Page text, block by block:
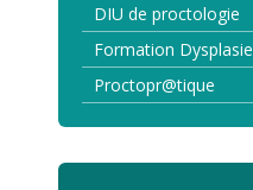
DIU de proctologie
Formation Dysplasie
Proctopr@tique